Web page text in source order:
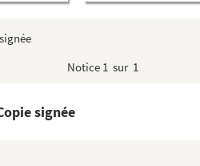
Notice 1 sur 1
signée
Signature illisible